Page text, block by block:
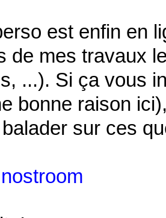
est enfin en
de mes travaux
...). Si ça vous
bonne raison
sur ces
nostroom